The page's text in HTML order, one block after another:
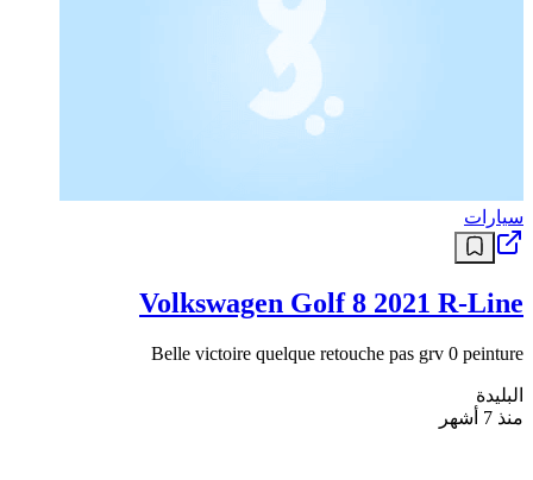
سيارات
Volkswagen Golf 8 2021 R-Line
Belle victoire quelque retouche pas grv 0 peinture
البليدة
منذ 7 أشهر